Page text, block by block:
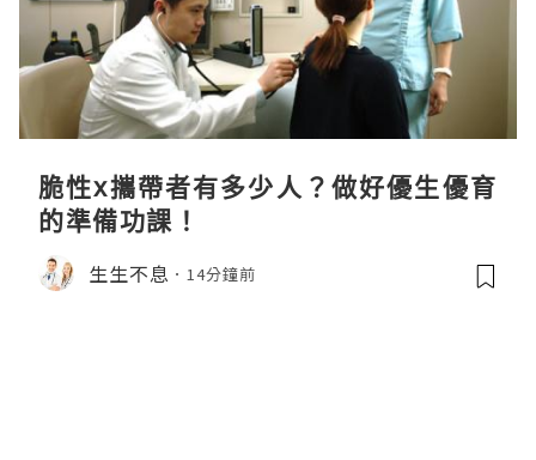
脆性x攜帶者有多少人？做好優生優育
的準備功課！
生生不息 14分鐘前